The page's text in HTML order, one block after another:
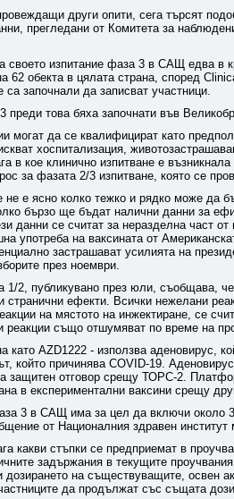
други опити, сега търсят
прегледани от Комитета за
своето изпитание фаза 3 в САЩ едва в
обекта в цялата страна, според
започнали да записват участници.
преди това бяха започнати във
могат да се квалифицират като
хоспитализация,
в кое клинично изпитване е
за фазата 2/3 изпитване, която се
е ясно колко тежко и рядко може да
бързо ще бъдат налични данни за
данни се считат за неразделна част
употреба на ваксината от
застрашават усилията на
през ноември.
1/2, публикувано през юли, съобщава,
странични ефекти. Всички нежелани
на мястото на инжектиране, се
също отшумяват по време на
като AZD1222 - използва аденовирус,
който причинява COVID-19.
защитен отговор срещу ТОРС-2.
в експериментални ваксини срещу
3 в САЩ има за цел да включи около
от Националния здравен
какви стъпки се предприемат в
задържания в текущите
дозирането на съществуващите, освен
да продължат със същата